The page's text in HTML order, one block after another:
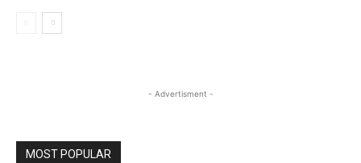
- Advertisment -
MOST POPULAR